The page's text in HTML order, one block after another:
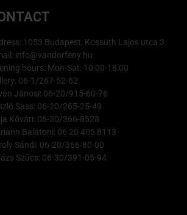
1053 Budapest, Kossuth Lajos utca 3.
info@vandorfeny.hu
hours: Mon-Sat: 10:00-18:00
06-1/267-52-62
Jánosi: 06-20/915-60-76
Sass: 06-20/265-25-49
Kővári: 06-30/366-8528
Balatoni: 06 20 405 8113
Sándi: 06-20/366-80-00
Szűcs: 06-30/391-05-94